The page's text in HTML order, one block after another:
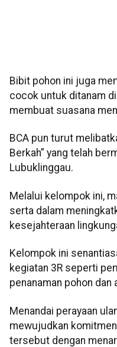
Bibit pohon ini juga
cocok untuk ditanam
membuat suasana
BCA pun turut
Berkah” yang telah
Lubuklinggau.
Melalui kelompok ini,
serta dalam
kesejahteraan
Kelompok ini
kegiatan 3R seperti
penanaman pohon
Menandai perayaan
mewujudkan
tersebut dengan